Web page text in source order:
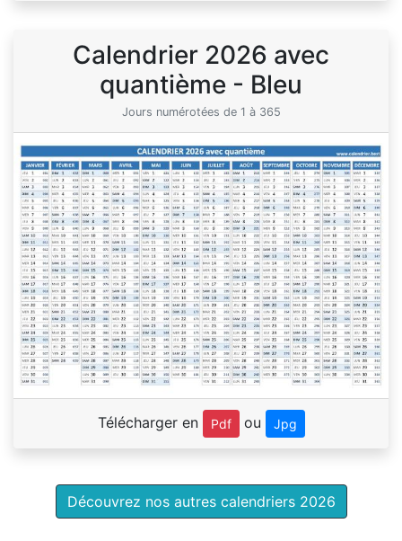
Calendrier 2026 avec
quantième - Bleu
Jours numérotées de 1 à 365
Télécharger en Pdf ou Jpg
Découvrez nos autres calendriers 2026